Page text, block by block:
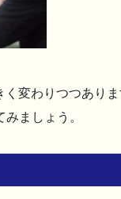
変わりつつあり
ましょう。